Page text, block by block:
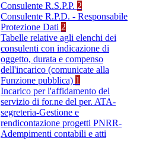
Consulente R.S.P.P. 2
Consulente R.P.D. - Responsabile
Protezione Dati 2
Tabelle relative agli elenchi dei
consulenti con indicazione di
oggetto, durata e compenso
dell'incarico (comunicate alla
Funzione pubblica) 1
Incarico per l'affidamento del
servizio di for.ne del per. ATA-
segreteria-Gestione e
rendicontazione progetti PNRR-
Adempimenti contabili e atti